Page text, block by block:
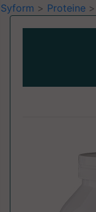
Syform > Proteine >